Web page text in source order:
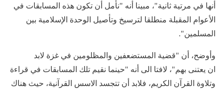
أنها في مرتية ثانية"، مبينا أنه "نأمل أن تكون هذه المسابقات في
الأعوام المقبلة منطلقا لترسيخ وتأصيل الوحدة الإسلامية بين
المسلمين".
وأوضح، أن "قضية المستضعفين والمظلومين في غزة لابد
ان يعتنى بهم"، لافتا الى أنه "حينما نقيم تلك المسابقات في قراءة
وتلاوة القرآن الكريم، فلابد أن تتجسد الاسس القرآنية، حيث هناك